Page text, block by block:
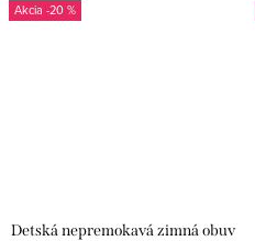
-20 %
Detská nepremokavá zimná obuv